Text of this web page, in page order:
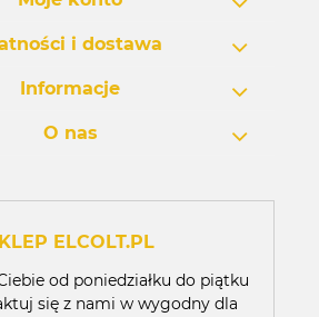
i dostawa
Informacje
O nas
ELCOLT.PL
od poniedziałku do piątku
się z nami w wygodny dla